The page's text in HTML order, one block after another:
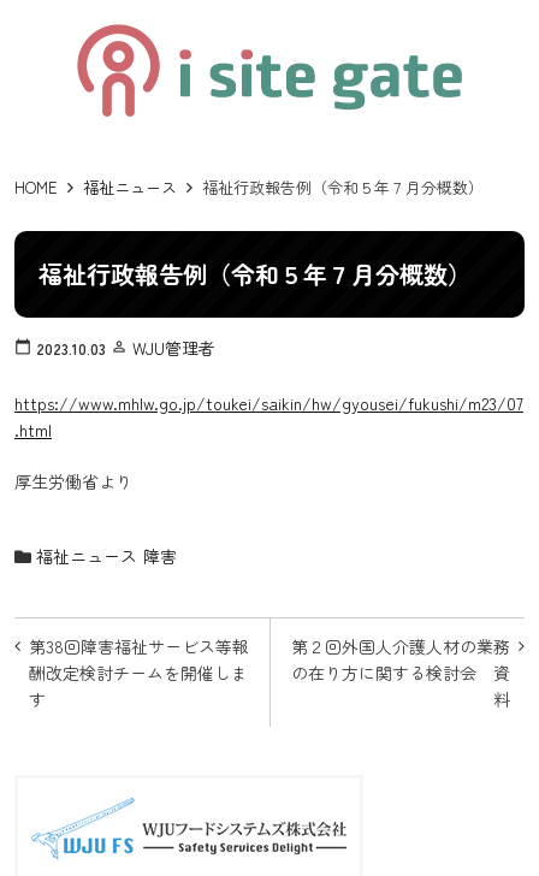
HOME 福祉ニュース 福祉行政報告例（令和５年７月分概数）
福祉行政報告例（令和５年７月分概数）
calendar_today 2023.10.03 person_outline WJU管理者
https://www.mhlw.go.jp/toukei/saikin/hw/gyousei/fukushi/m23/07
.html
厚生労働省より
福祉ニュース 障害
投
稿
ナ
ー
第２回外国人介護人材の業務
の在り方に関する検討会 資
料
第38回障害福祉サービス等報
酬改定検討チームを開催しま
す